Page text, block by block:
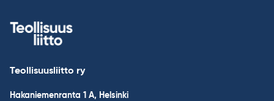
Teollisuusliitto ry
Hakaniemenranta 1 A, Helsinki